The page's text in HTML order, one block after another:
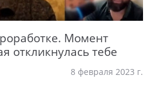
Момент
откликнулась тебе
8 февраля 2023 г.